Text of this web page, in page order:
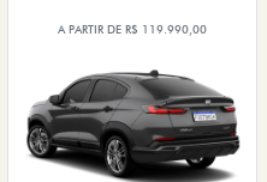
A PARTIR DE R$ 119.990,00